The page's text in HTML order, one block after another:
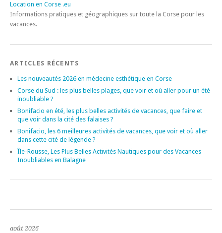
Location en Corse .eu
Informations pratiques et géographiques sur toute la Corse pour les
vacances.
ARTICLES RÉCENTS
Les nouveautés 2026 en médecine esthétique en Corse
Corse du Sud : les plus belles plages, que voir et où aller pour un été
inoubliable ?
Bonifacio en été, les plus belles activités de vacances, que faire et
que voir dans la cité des falaises ?
Bonifacio, les 6 meilleures activités de vacances, que voir et où aller
dans cette cité de légende ?
Île-Rousse, Les Plus Belles Activités Nautiques pour des Vacances
Inoubliables en Balagne
août 2026